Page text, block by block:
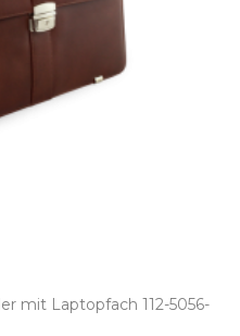
mit Laptopfach 112-5056-